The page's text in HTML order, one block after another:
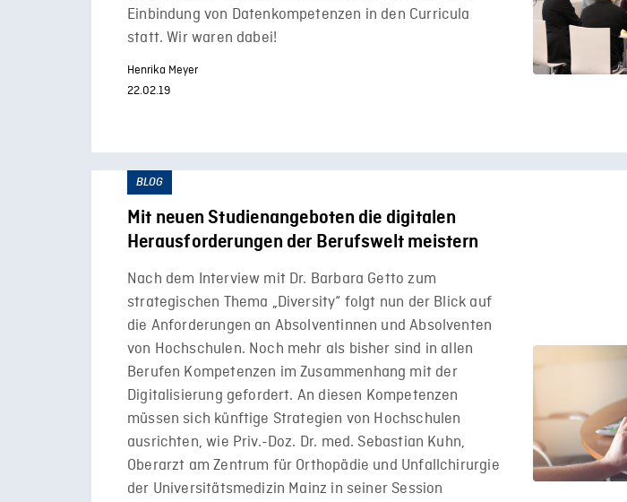
Einbindung von Datenkompetenzen in den Curricula
statt. Wir waren dabei!
Henrika Meyer
22.02.19
BLOG
Mit neuen Studienangeboten die digitalen
Herausforderungen der Berufswelt meistern
Nach dem Interview mit Dr. Barbara Getto zum
strategischen Thema „Diversity“ folgt nun der Blick auf
die Anforderungen an Absolventinnen und Absolventen
von Hochschulen. Noch mehr als bisher sind in allen
Berufen Kompetenzen im Zusammenhang mit der
Digitalisierung gefordert. An diesen Kompetenzen
müssen sich künftige Strategien von Hochschulen
ausrichten, wie Priv.-Doz. Dr. med. Sebastian Kuhn,
Oberarzt am Zentrum für Orthopädie und Unfallchirurgie
der Universitätsmedizin Mainz in seiner Session